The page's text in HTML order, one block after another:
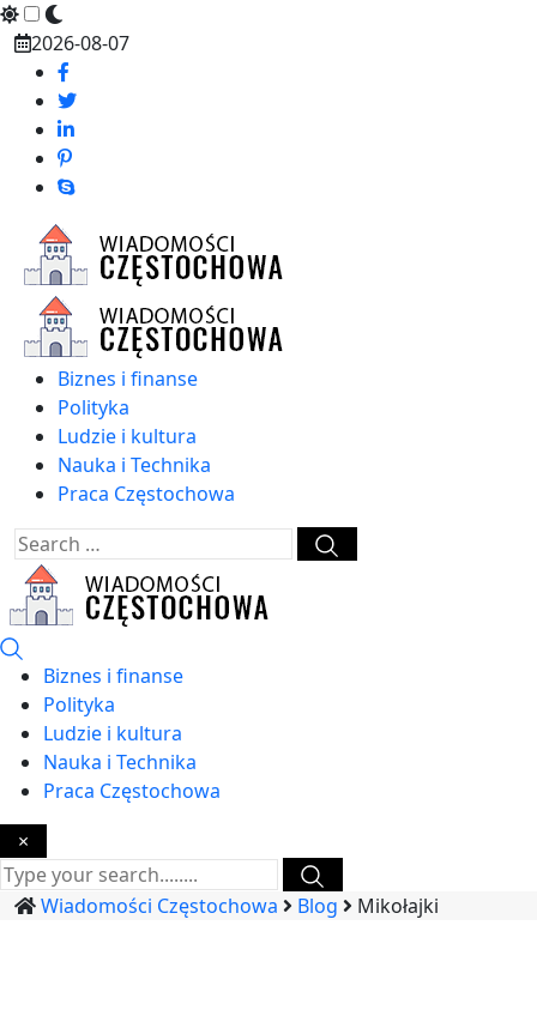
Skip
content
2026-08-07
Biznes i finanse
Polityka
Ludzie i kultura
Nauka i Technika
Praca Częstochowa
Biznes i finanse
Polityka
Ludzie i kultura
Nauka i Technika
Praca Częstochowa
×
Wiadomości Częstochowa Blog Mikołajki